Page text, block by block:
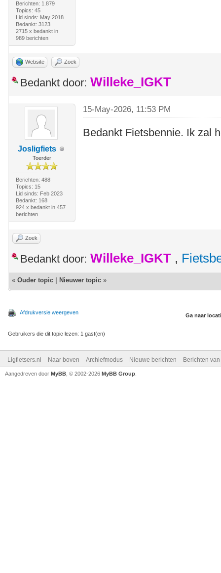
Berichten: 1.879
Topics: 45
Lid sinds: May 2018
Bedankt: 3123
2715 x bedankt in
989 berichten
Website Zoek
Bedankt door: Willeke_IGKT
Josligfiets
Toerder
Berichten: 488
Topics: 15
Lid sinds: Feb 2023
Bedankt: 168
924 x bedankt in 457
berichten
15-May-2026, 11:53 PM
Bedankt Fietsbennie. Ik zal
Zoek
Bedankt door: Willeke_IGKT ,
« Ouder topic Nieuwer topic »
Afdrukversie weergeven Ga naar
Gebruikers die dit topic lezen: 1 gast(en)
Ligfietsers.nl Naar boven Archiefmodus Nieuwe berichten Berichten
Aangedreven door MyBB , © 2002-2026 MyBB Group